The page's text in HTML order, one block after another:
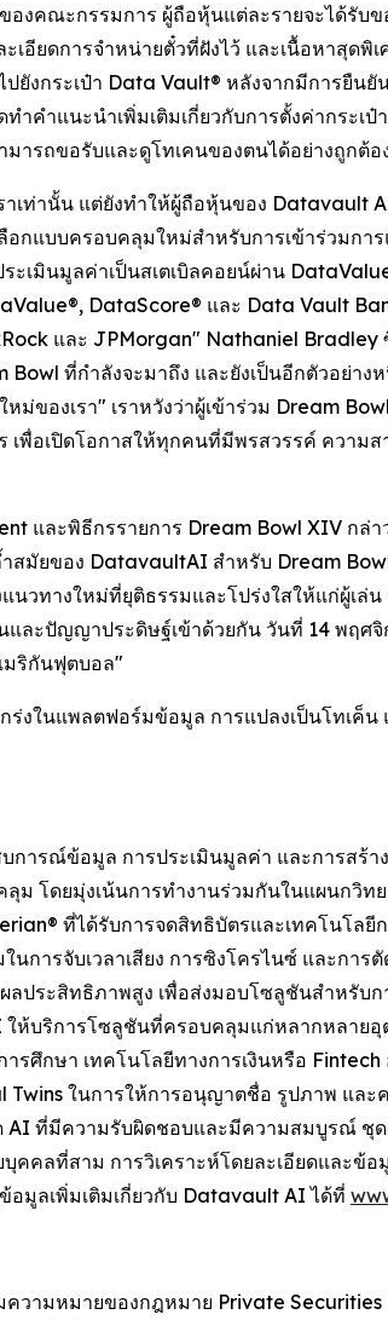
งคณะกรรมการ ผู้ถือหุ้นแต่ละรายจะได้รับ
เอียดการจำหน่ายตั๋วที่ฝังไว้ และเนื้อหาสุด
ยังกระเป๋า Data Vault® หลังจากมีการยืน
ำแนะนำเพิ่มเติมเกี่ยวกับการตั้งค่ากระเป๋
ารถขอรับและดูโทเคนของตนได้อย่างถูกต้อ
เท่านั้น แต่ยังทำให้ผู้ถือหุ้นของ Datavault
กแบบครอบคลุมใหม่สำหรับการเข้าร่วมก
เมินมูลค่าเป็นสเตเบิลคอยน์ผ่าน
DataScore® และ Data Vault
และ JPMorgan" Nathaniel
ที่กำลังจะมาถึง และยังเป็นอีกตัวอย่า
ของเรา" เราหวังว่าผู้เข้าร่วม Dream
เพื่อเปิดโอกาสให้ทุกคนที่มีพรสวรรค์ ควา
และพิธีกรรายการ Dream Bowl XIV กล่
มัยของ DatavaultAI สำหรับ Dream
นวทางใหม่ที่ยุติธรรมและโปร่งใสให้แก่ผู้
ละปัญญาประดิษฐ์เข้าด้วยกัน วันที่ 14 พฤ
มริกันฟุตบอล"
ในแพลตฟอร์มข้อมูล การแปลงเป็นโทเค็
ารณ์ข้อมูล การประเมินมูลค่า และการสร้
โดยมุ่งเน้นการทำงานร่วมกันในแผนกวิ
ที่ได้รับการจดสิทธิบัตรและเทคโนโ
นการจับเวลาเสียง การซิงโครไนซ์ และ
ประสิทธิภาพสูง เพื่อส่งมอบโซลูชันสำหรับ
ห้บริการโซลูชันที่ครอบคลุมแก่หลากหลาย
รศึกษา เทคโนโลยีทางการเงินหรือ
ในการให้การอนุญาตชื่อ รูปภาพ แล
AI ที่มีความรับผิดชอบและมีความสมบูรณ์
คลที่สาม การวิเคราะห์โดยละเอียดและ
อมูลเพิ่มเติมเกี่ยวกับ Datavault AI ได้ที่
ามหมายของกฎหมาย Private Securities